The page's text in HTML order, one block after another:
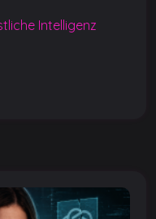
n
Intelligenz